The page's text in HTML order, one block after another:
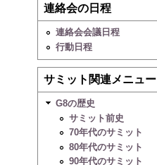
連絡会の日程
連絡会会議日程
行動日程
サミット関連メニュー
G8の歴史
サミット前史
70年代のサミット
80年代のサミット
90年代のサミット